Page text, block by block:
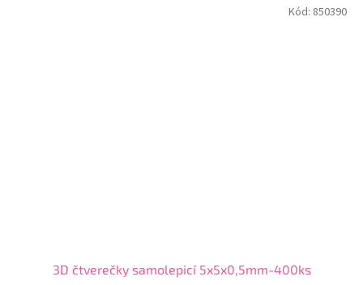
3D čtverečky samolepicí 5x5x0,5mm-400ks
Kód: 850390